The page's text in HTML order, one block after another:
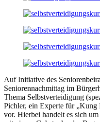
Auf Initiative des
Seniorennachmittag im
Thema Selbstverteidigung
Pichler, ein Experte für „Kung
vor. Hierbei handelt es sich